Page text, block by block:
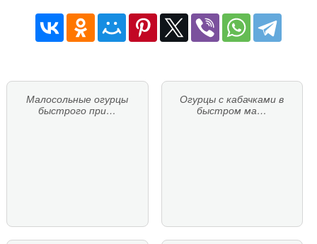
Малосольные огурцы
быстрого при…
Огурцы с кабачками в
быстром ма…